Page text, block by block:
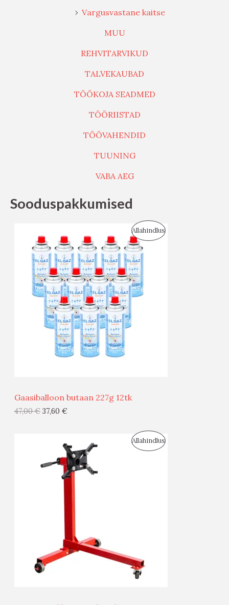
Vargusvastane kaitse
MUU
REHVITARVIKUD
TALVEKAUBAD
TÖÖKOJA SEADMED
TÖÖRIISTAD
TÖÖVAHENDID
TUUNING
VABA AEG
Sooduspakkumised
AllahindlusS
S
Gaasiballoon butaan 227g 12tk
47,00€ 37,60 €
AllahindlusS